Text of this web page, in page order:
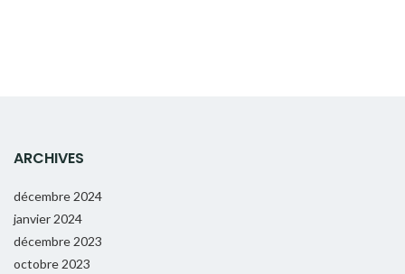
ARCHIVES
décembre 2024
janvier 2024
décembre 2023
octobre 2023